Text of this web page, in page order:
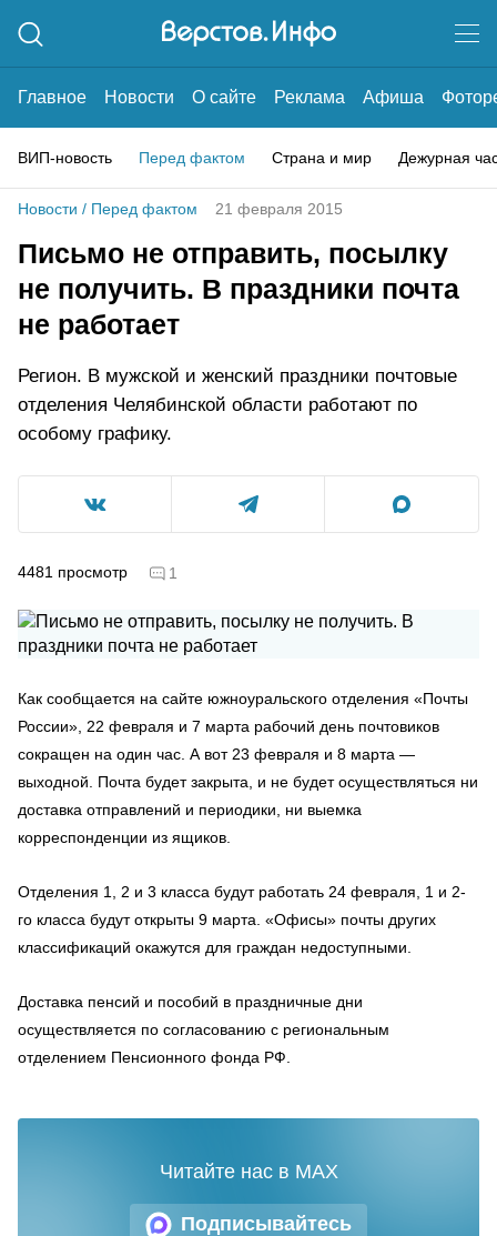
Главное Новости О сайте Реклама Афиша
ВИП-новость Перед фактом Страна и мир Дежурная
Новости / Перед фактом 21 февраля 2015
Письмо не отправить, посылку
не получить. В праздники почта
не работает
Регион. В мужской и женский праздники почтовые
отделения Челябинской области работают по
особому графику.
4481 просмотр 1
Как сообщается на сайте южноуральского отделения «Почты
России», 22 февраля и 7 марта рабочий день почтовиков
сокращен на один час. А вот 23 февраля и 8 марта —
выходной. Почта будет закрыта, и не будет осуществляться ни
доставка отправлений и периодики, ни выемка
корреспонденции из ящиков.
Отделения 1, 2 и 3 класса будут работать 24 февраля, 1 и 2-
го класса будут открыты 9 марта. «Офисы» почты других
классификаций окажутся для граждан недоступными.
Доставка пенсий и пособий в праздничные дни
осуществляется по согласованию с региональным
отделением Пенсионного фонда РФ.
Подписывайтесь
Читайте нас в MAX